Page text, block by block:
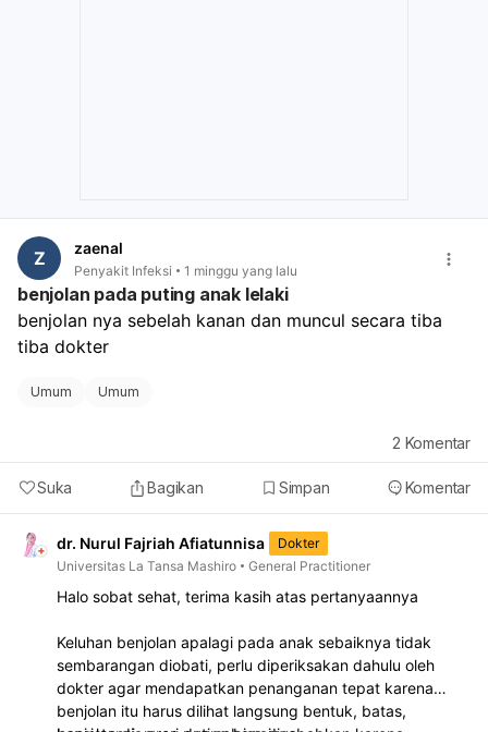
Z zaenal
Penyakit Infeksi 1 minggu yang lalu
benjolan pada puting anak lelaki
benjolan nya sebelah kanan dan muncul secara tiba
tiba dokter
Umum Umum
Suka Bagikan Simpan Komentar
2 Komentar
dr. Nurul Fajriah Afiatunnisa
Dokter
Universitas La Tansa Mashiro
General Practitioner
Halo sobat sehat, terima kasih atas pertanyaannya
Keluhan benjolan apalagi pada anak sebaiknya tidak
sembarangan diobati, perlu diperiksakan dahulu oleh
dokter agar mendapatkan penanganan tepat karena
benjolan itu harus dilihat langsung bentuk, batas,